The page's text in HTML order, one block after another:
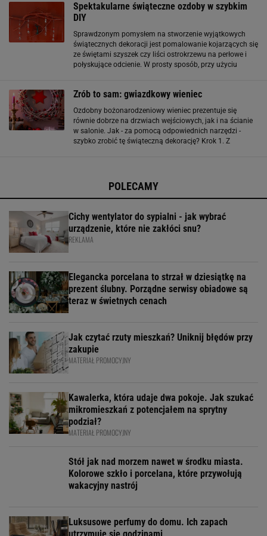
Spektakularne świąteczne ozdoby w szybkim
DIY
Sprawdzonym pomysłem na stworzenie wyjątkowych
świątecznych dekoracji jest pomalowanie kojarzących się
ze świętami szyszek czy liści ostrokrzewu na perłowe i
połyskujące odcienie. W prosty sposób, przy użyciu
Zrób to sam: gwiazdkowy wieniec
Ozdobny bożonarodzeniowy wieniec prezentuje się
równie dobrze na drzwiach wejściowych, jak i na ścianie
w salonie. Jak - za pomocą odpowiednich narzędzi -
szybko zrobić tę świąteczną dekorację? Krok 1. Z
POLECAMY
Cichy wentylator do sypialni - jak wybrać
urządzenie, które nie zakłóci snu?
REKLAMA
Elegancka porcelana to strzał w dziesiątkę na
prezent ślubny. Porządne serwisy obiadowe są
teraz w świetnych cenach
Jak czytać rzuty mieszkań? Uniknij błędów przy
zakupie
MATERIAŁ PROMOCYJNY
Kawalerka, która udaje dwa pokoje. Jak szukać
mikromieszkań z potencjałem na sprytny
podział?
MATERIAŁ PROMOCYJNY
Stół jak nad morzem nawet w środku miasta.
Kolorowe szkło i porcelana, które przywołują
wakacyjny nastrój
Luksusowe perfumy do domu. Ich zapach